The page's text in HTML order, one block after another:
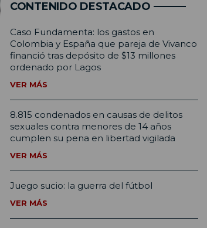
CONTENIDO DESTACADO
Caso Fundamenta: los gastos en
Colombia y España que pareja de Vivanco
financió tras depósito de $13 millones
ordenado por Lagos
VER MÁS
8.815 condenados en causas de delitos
sexuales contra menores de 14 años
cumplen su pena en libertad vigilada
VER MÁS
Juego sucio: la guerra del fútbol
VER MÁS